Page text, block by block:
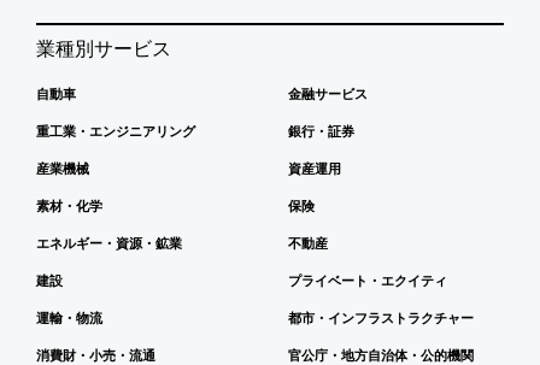
業種別サービス
自動車
重工業・エンジニアリング
産業機械
素材・化学
エネルギー・資源・鉱業
建設
運輸・物流
消費財・小売・流通
金融サービス
銀行・証券
資産運用
保険
不動産
プライベート・エクイティ
都市・インフラストラクチャー
官公庁・地方自治体・公的機関